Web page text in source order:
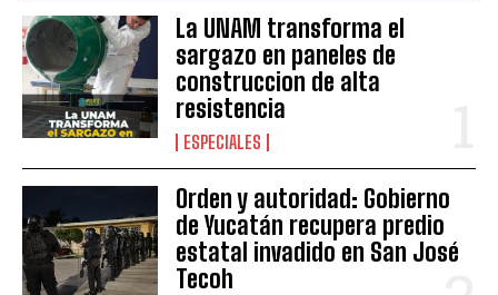
La UNAM transforma el
sargazo en paneles de
construccion de alta
resistencia
ESPECIALES
Orden y autoridad: Gobierno
de Yucatán recupera predio
estatal invadido en San José
Tecoh